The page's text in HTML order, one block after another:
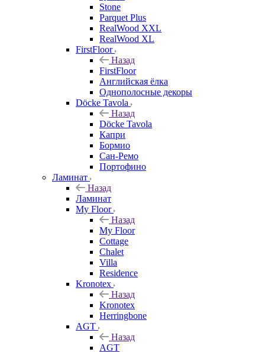
Stone
Parquet Plus
RealWood XXL
RealWood XL
FirstFloor
Назад
FirstFloor
Английская ёлка
Однополосные декоры
Döcke Tavola
Назад
Döcke Tavola
Капри
Бормио
Сан-Ремо
Портофино
Ламинат
Назад
Ламинат
My Floor
Назад
My Floor
Cottage
Chalet
Villa
Residence
Kronotex
Назад
Kronotex
Herringbone
AGT
Назад
AGT